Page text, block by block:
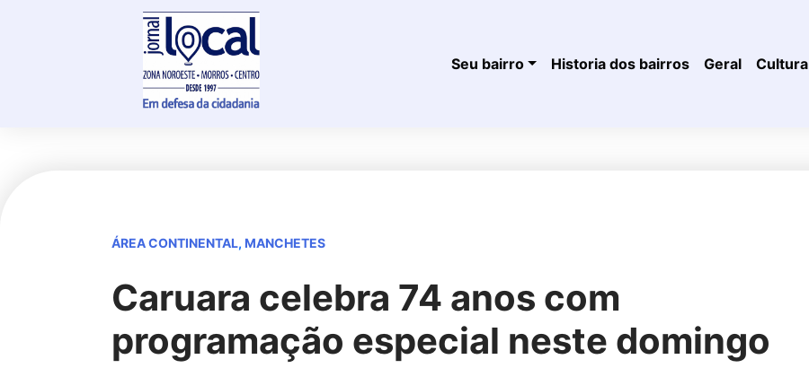
Seu bairro Historia dos bairros Geral Cultura
ÁREA CONTINENTAL, MANCHETES
Caruara celebra 74 anos com
programação especial neste domingo